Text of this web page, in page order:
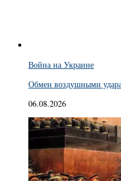
Война на Украине
Обмен воздушными
06.08.2026